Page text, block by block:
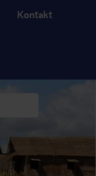
Kontakt